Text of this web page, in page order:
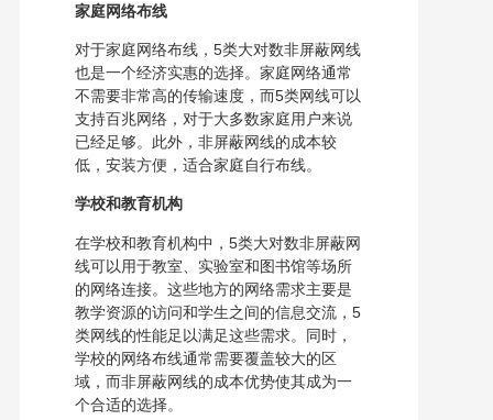
家庭网络布线
对于家庭网络布线，5类大对数非屏蔽网线
也是一个经济实惠的选择。家庭网络通常
不需要非常高的传输速度，而5类网线可以
支持百兆网络，对于大多数家庭用户来说
已经足够。此外，非屏蔽网线的成本较
低，安装方便，适合家庭自行布线。
学校和教育机构
在学校和教育机构中，5类大对数非屏蔽网
线可以用于教室、实验室和图书馆等场所
的网络连接。这些地方的网络需求主要是
教学资源的访问和学生之间的信息交流，5
类网线的性能足以满足这些需求。同时，
学校的网络布线通常需要覆盖较大的区
域，而非屏蔽网线的成本优势使其成为一
个合适的选择。